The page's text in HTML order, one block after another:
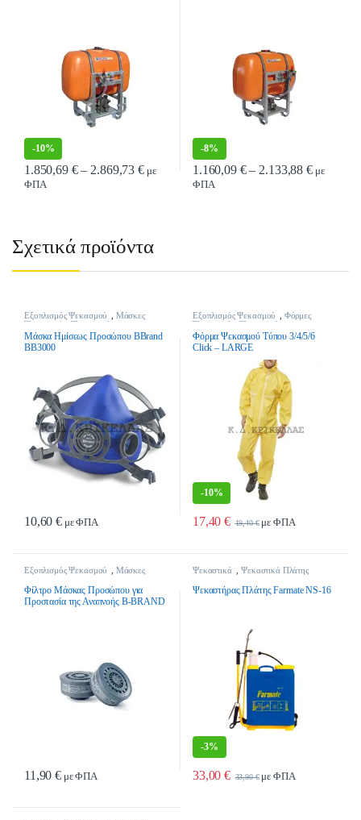
-10%
1.850,69 € – 2.869,73 €Price range: 1.850,69 € through 2.869,73 €
με
ΦΠΑ
Αυτό το προϊόν έχει πολλαπλές παραλλαγές. Οι επιλογές μπορούν να
-8%
1.160,09 € – 2.133,88 €Price
με
ΦΠΑ
Αυτό το προϊόν έχει πολλαπλές
Σχετικά προϊόντα
Εξοπλισμός Ψεκασμού , Μάσκες
Ψεκασμού
,Ψεκαστικά
Μάσκα Ημίσεως Προσώπου BBrand
BB3000
10,60€ με ΦΠΑ
Εξοπλισμός Ψεκασμού , Φόρμες
Ψεκασμού
,Ψεκαστικά
Φόρμα Ψεκασμού Τύπου 3/4/5/6
Click – LARGE
-10%
17,40€ 19,40€με ΦΠΑ
Εξοπλισμός Ψεκασμού
Μάσκες
Φίλτρο Μάσκας Προσώπου για
Προστασία της Αναπνοής B-BRAND
11,90€ με ΦΠΑ
Ψεκαστικά ,Ψεκαστικά Πλάτης
Ψεκαστήρας Πλάτης Farmate NS-16
-3%
33,00€ 33,90€με ΦΠΑ